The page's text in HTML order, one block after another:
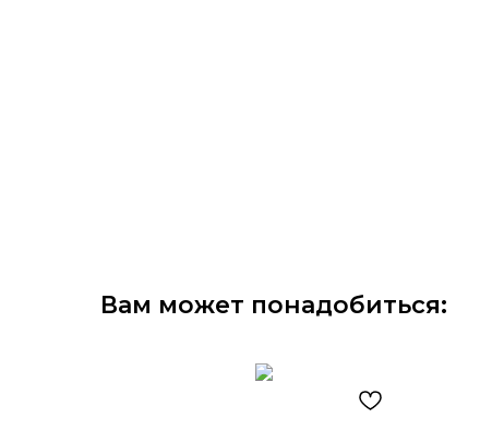
Вам может понадобиться: